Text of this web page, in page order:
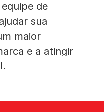
de
sua
maior
e a atingir